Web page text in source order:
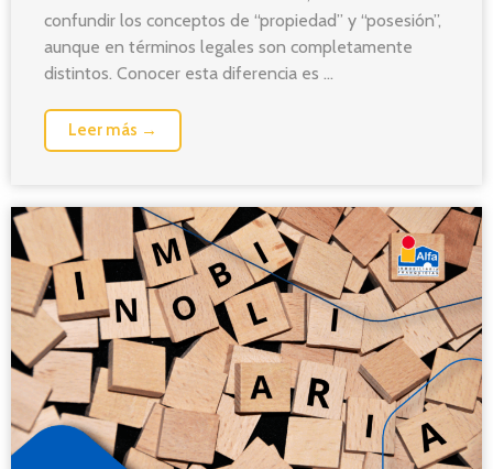
confundir los conceptos de “propiedad” y “posesión”,
aunque en términos legales son completamente
distintos. Conocer esta diferencia es ...
Leer más →